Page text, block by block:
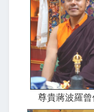
尊貴蔣波羅曾